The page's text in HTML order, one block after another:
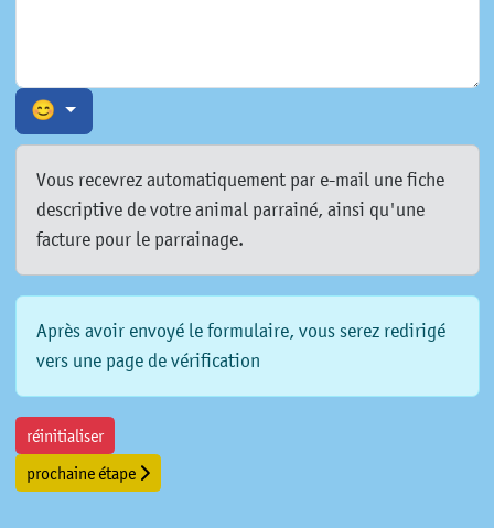
😊
Vous recevrez automatiquement par e-mail une fiche
descriptive de votre animal parrainé, ainsi qu'une
facture pour le parrainage.
Après avoir envoyé le formulaire, vous serez redirigé
vers une page de vérification
réinitialiser
prochaine étape